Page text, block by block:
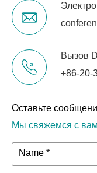
Вызов
+86-20-
Оставьте
Мы свяжемся с
Name *